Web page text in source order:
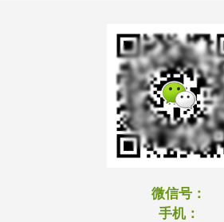
微信号：
手机：